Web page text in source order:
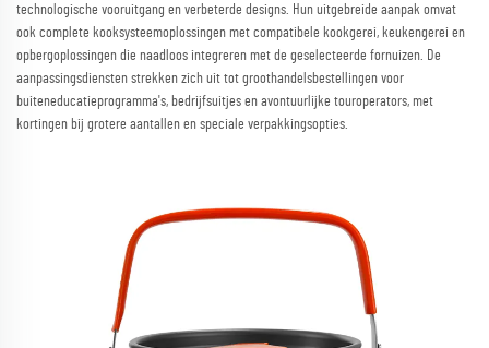
technologische vooruitgang en verbeterde designs. Hun uitgebreide aanpak omvat
ook complete kooksysteemoplossingen met compatibele kookgerei, keukengerei en
opbergoplossingen die naadloos integreren met de geselecteerde fornuizen. De
aanpassingsdiensten strekken zich uit tot groothandelsbestellingen voor
buiteneducatieprogramma's, bedrijfsuitjes en avontuurlijke touroperators, met
kortingen bij grotere aantallen en speciale verpakkingsopties.